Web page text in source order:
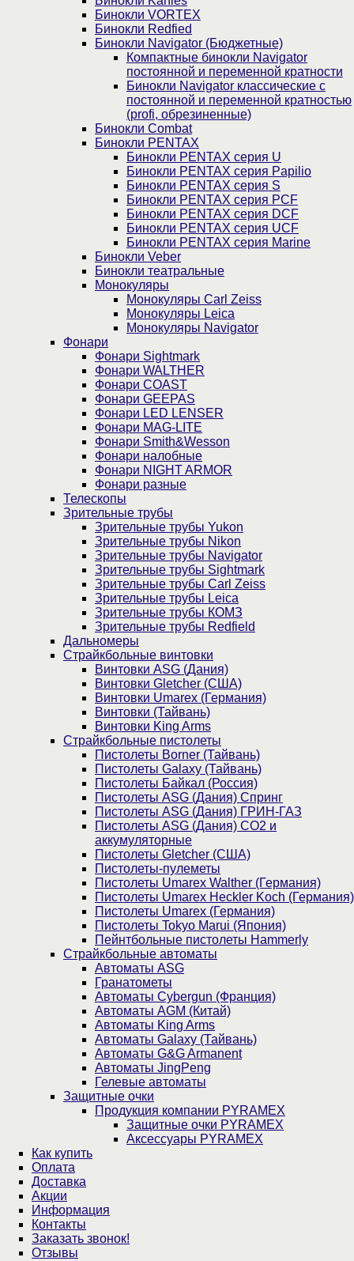
Бинокли VORTEX
Бинокли Redfied
Бинокли Navigator (Бюджетные)
Компактные бинокли Navigator
постоянной и переменной кратности
Бинокли Navigator классические с
постоянной и переменной кратностью
(profi, обрезиненные)
Бинокли Combat
Бинокли PENTAX
Бинокли PENTAX серия U
Бинокли PENTAX серия Papilio
Бинокли PENTAX серия S
Бинокли PENTAX серия PCF
Бинокли PENTAX серия DCF
Бинокли PENTAX серия UCF
Бинокли PENTAX серия Marine
Бинокли Veber
Бинокли театральные
Монокуляры
Монокуляры Carl Zeiss
Монокуляры Leica
Монокуляры Navigator
Фонари
Фонари Sightmark
Фонари WALTHER
Фонари COAST
Фонари GEEPAS
Фонари LED LENSER
Фонари MAG-LITE
Фонари Smith&Wesson
Фонари налобные
Фонари NIGHT ARMOR
Фонари разные
Телескопы
Зрительные трубы
Зрительные трубы Yukon
Зрительные трубы Nikon
Зрительные трубы Navigator
Зрительные трубы Sightmark
Зрительные трубы Carl Zeiss
Зрительные трубы Leica
Зрительные трубы КОМЗ
Зрительные трубы Redfield
Дальномеры
Страйкбольные винтовки
Винтовки ASG (Дания)
Винтовки Gletcher (США)
Винтовки Umarex (Германия)
Винтовки (Тайвань)
Винтовки King Arms
Страйкбольные пистолеты
Пистолеты Borner (Тайвань)
Пистолеты Galaxy (Тайвань)
Пистолеты Байкал (Россия)
Пистолеты ASG (Дания) Спринг
Пистолеты ASG (Дания) ГРИН-ГАЗ
Пистолеты ASG (Дания) CO2 и
аккумуляторные
Пистолеты Gletcher (США)
Пистолеты-пулеметы
Пистолеты Umarex Walther (Германия)
Пистолеты Umarex Heckler Koch (Германия)
Пистолеты Umarex (Германия)
Пистолеты Tokyo Marui (Япония)
Пейнтбольные пистолеты Hammerly
Страйкбольные автоматы
Автоматы ASG
Гранатометы
Автоматы Cybergun (Франция)
Автоматы AGM (Китай)
Автоматы King Arms
Автоматы Galaxy (Тайвань)
Автоматы G&G Armanent
Автоматы JingPeng
Гелевые автоматы
Защитные очки
Продукция компании PYRAMEX
Защитные очки PYRAMEX
Аксессуары PYRAMEX
Как купить
Оплата
Доставка
Акции
Информация
Контакты
Заказать звонок!
Отзывы